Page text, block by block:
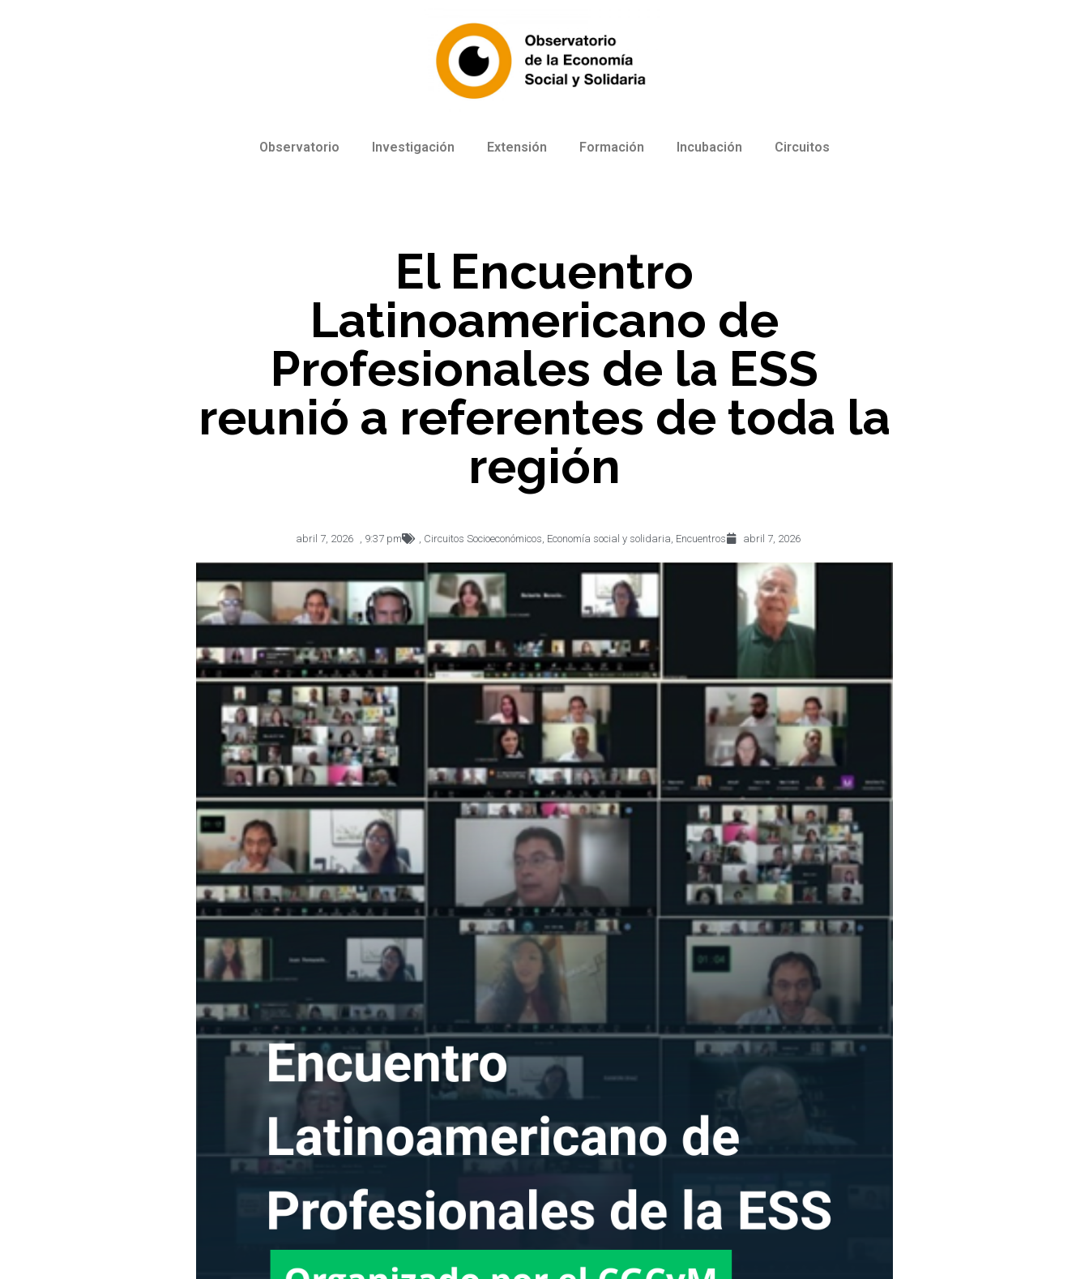
Observatorio Investigación Extensión Formación Incubación Circuitos
El Encuentro
Latinoamericano de
Profesionales de la ESS
reunió a referentes de toda la
región
abril 7, 2026 9:37 pm Circuitos Socioeconómicos Economía social y solidaria Encuentros abril 7, 2026